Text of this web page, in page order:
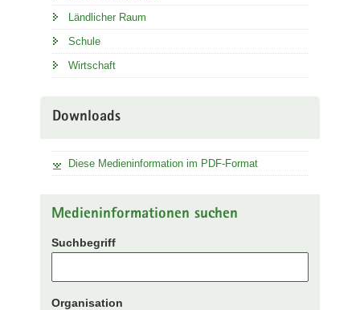
Ländlicher Raum
Schule
Wirtschaft
Downloads
Diese Medieninformation im PDF-Format
Medieninformationen suchen
Suchbegriff
Organisation